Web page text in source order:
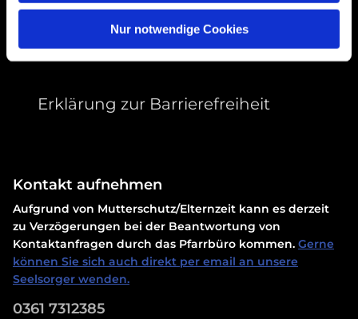
Nur notwendige Cookies
Erklärung zur Barrierefreiheit
Kontakt aufnehmen
Aufgrund von Mutterschutz/Elternzeit kann es derzeit
zu Verzögerungen bei der Beantwortung von
Kontaktanfragen durch das Pfarrbüro kommen. Gerne
können Sie sich auch direkt per email an unsere
Seelsorger wenden.
0361 7312385